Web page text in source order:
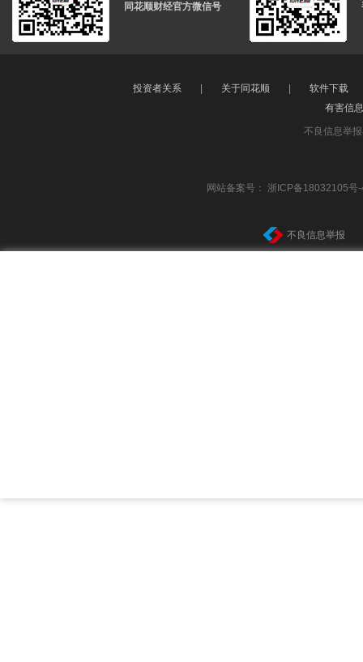
同花顺财经官方微信号
投资者关系 关于同花顺
软件下载
有害信
不良信息举
网站备案号： 浙ICP备18032105号-
不良信息举报